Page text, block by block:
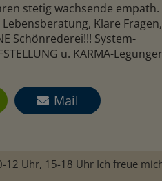
Mimi
PIN: 249
für deine
stetig wachsende empath.
Klare
Schönrederei!!! System-
u. KARMA-
Mail
12 Uhr, 15-18 Uhr Ich freue